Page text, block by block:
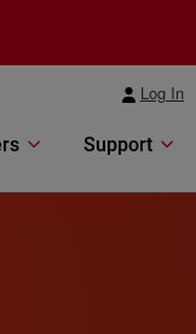
Log In
Support